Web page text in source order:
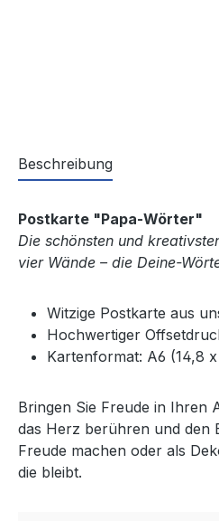
Beschreibung
Postkarte "Papa-Wörter"
Die schönsten und
vier Wände – die Deine-
Witzige Postkarte aus
Hochwertiger
Kartenformat: A6 (14,8 x
Bringen Sie Freude in Ihren
das Herz berühren und den
Freude machen oder als
die bleibt.